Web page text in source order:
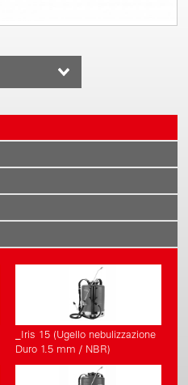
_Iris 15 (Ugello nebulizzazione
Duro 1.5 mm / NBR)